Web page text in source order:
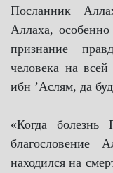
Посланник
Аллаха,
признание
человека на
ибн ʼАслям, да
«Когда
благословение
находился на